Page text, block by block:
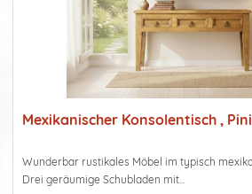
Mexikanischer Konsolentisch ,
Wunderbar rustikales Möbel im typisch
Drei geräumige Schubladen mit...